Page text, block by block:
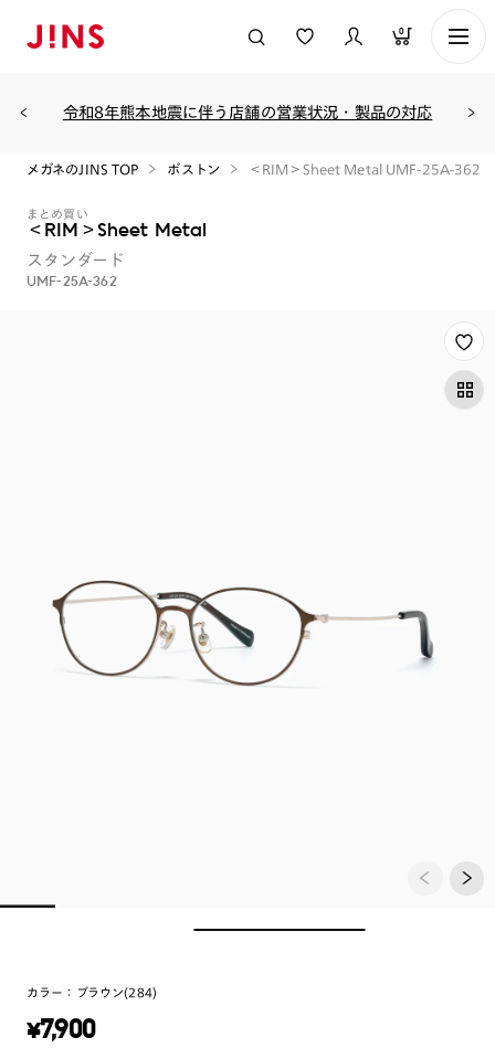
0
令和8年熊本地震に伴う店舗の営業状況・製品の対応
メガネのJINS TOP ボストン ＜RIM＞Sheet Metal UMF-25A-362
まとめ買い
＜RIM＞Sheet Metal
スタンダード
UMF-25A-362
カラー： ブラウン(284)
¥7,900